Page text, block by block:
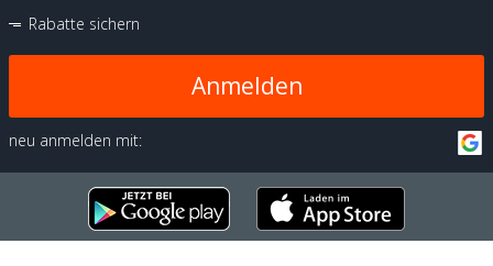
Rabatte sichern
Anmelden
neu anmelden mit: